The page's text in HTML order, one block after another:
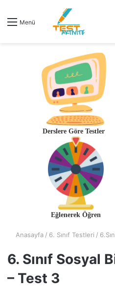
Menü
Derslere Göre Testler
Eğlenerek Öğren
Anasayfa / 6. Sınıf Testleri /
6. Sınıf Sosyal
– Test 3